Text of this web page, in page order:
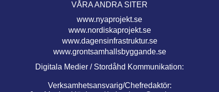
VÅRA ANDRA SITER
www.nyaprojekt.se
www.nordiskaprojekt.se
www.dagensinfrastruktur.se
www.grontsamhallsbyggande.se
Digitala Medier / Stordåhd Kommunikation:
Verksamhetsansvarig/Chefredaktör: